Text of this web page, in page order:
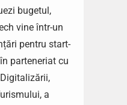
bugetul,
vine într-un
pentru start-
parteneriat cu
a